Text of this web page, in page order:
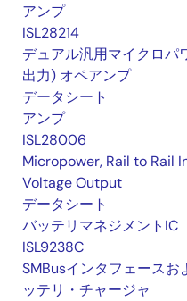
アンプ
ISL28214
デュアル汎用マイクロパ
出力) オペアンプ
データシート
アンプ
ISL28006
Micropower, Rail to Rail
Voltage Output
データシート
バッテリマネジメントIC
ISL9238C
SMBusインタフェースお
ッテリ・チャージャ